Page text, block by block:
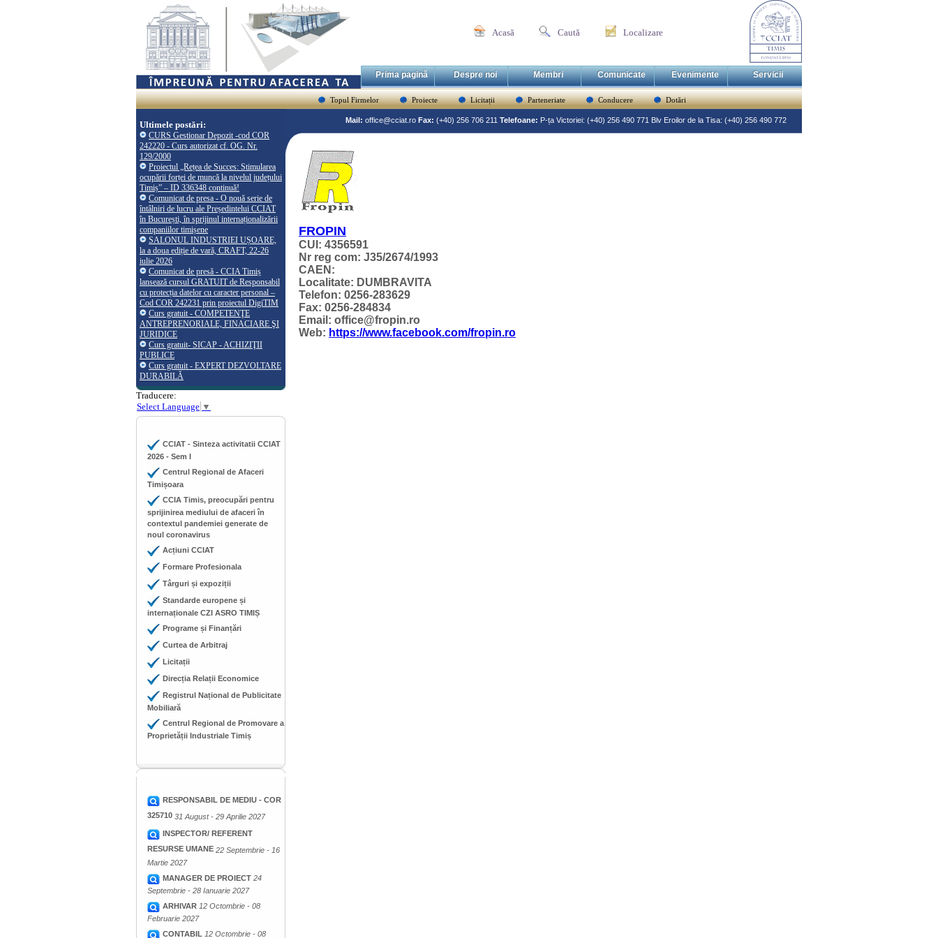
Acasă Caută Localizare
Prima pagină Despre noi Membri Comunicate Evenimente Servicii
Topul Firmelor Proiecte Licitații Parteneriate Conducere Dotări
Ultimele postări:
CURS Gestionar Depozit -cod COR
242220 - Curs autorizat cf. OG. Nr.
129/2000
Proiectul „Rețea de Succes: Stimularea
ocupării forței de muncă la nivelul județului
Timiș” – ID 336348 continuă!
Comunicat de presa - O nouă serie de
întâlniri de lucru ale Președintelui CCIAT
în București, în sprijinul internaționalizării
companiilor timișene
SALONUL INDUSTRIEI UȘOARE,
la a doua ediție de vară, CRAFT, 22-26
iulie 2026
Comunicat de presă - CCIA Timiș
lansează cursul GRATUIT de Responsabil
cu protecția datelor cu caracter personal –
Cod COR 242231 prin proiectul DigiTIM
Curs gratuit - COMPETENŢE
ANTREPRENORIALE, FINACIARE ŞI
JURIDICE
Curs gratuit- SICAP - ACHIZIŢII
PUBLICE
Curs gratuit - EXPERT DEZVOLTARE
DURABILĂ
Traducere:
Select Language ▼
CCIAT - Sinteza activitatii CCIAT
2026 - Sem I
Centrul Regional de Afaceri
Timișoara
CCIA Timis, preocupări pentru
sprijinirea mediului de afaceri în
contextul pandemiei generate de
noul coronavirus
Acțiuni CCIAT
Formare Profesionala
Târguri și expoziții
Standarde europene și
internaționale CZI ASRO TIMIȘ
Programe și Finanțări
Curtea de Arbitraj
Licitații
Direcția Relații Economice
Registrul Național de Publicitate
Mobiliară
Centrul Regional de Promovare a
Proprietății Industriale Timiș
RESPONSABIL DE MEDIU - COR
325710 31 August - 29 Aprilie 2027
INSPECTOR/ REFERENT
RESURSE UMANE 22 Septembrie - 16
Martie 2027
MANAGER DE PROIECT 24
Septembrie - 28 Ianuarie 2027
ARHIVAR 12 Octombrie - 08
Februarie 2027
CONTABIL 12 Octombrie - 08
Mail: office@cciat.ro Fax: (+40) 256 706 211 Telefoane: P-ța Victoriei: (+40) 256 490 771 Blv Eroilor de la Tisa: (+40) 256 490 772
FROPIN
CUI: 4356591
Nr reg com: J35/2674/1993
CAEN:
Localitate: DUMBRAVITA
Telefon: 0256-283629
Fax: 0256-284834
Email: office@fropin.ro
Web: https://www.facebook.com/fropin.ro